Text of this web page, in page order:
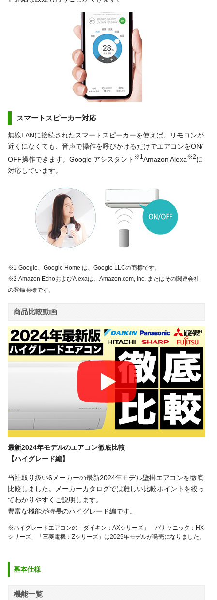
スマートスピーカー対応
無線LANに接続されたスマートスピーカーを使えば、リモコンが
近くになくても、音声で操作を呼びかけるだけでエアコンをON/
OFF操作できます。Google アシスタント ※1 Amazon Alexa※2に
対応しています。
※1 Google、Google Home は、Google LLCの商標です。
※2 Amazon EchoおよびAlexaは、Amazon.com, lnc. またはその関連会社
の登録商標です。
商品比較動画
最新2024年モデルのエアコン徹底比較
【ハイグレード編】
当社取り扱い6メーカーの最新2024年モデル壁掛エアコンを徹底
比較しました。メーカーカタログでは難しい比較ポイントを絞っ
てわかりやすくご説明します。
豊富な機能が特長のハイグレード編です。
※ハイグレードエアコンの「ダイキン：AXシリーズ」「パナソニック：HX
シリーズ」「三菱電機：Zシリーズ」は2025年モデルが発売になりました。
基本仕様
機能一覧